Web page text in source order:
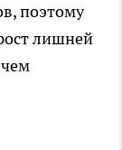
поэтому
лишней